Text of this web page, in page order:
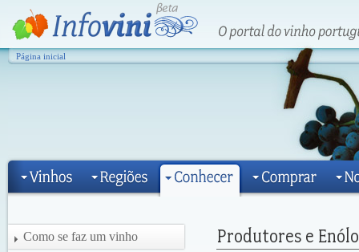
Página inicial
Como se faz um vinho